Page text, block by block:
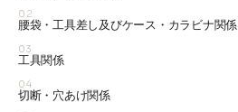
02
腰袋・工具差し及びケース・カラビナ関係
03
工具関係
04
切断・穴あけ関係